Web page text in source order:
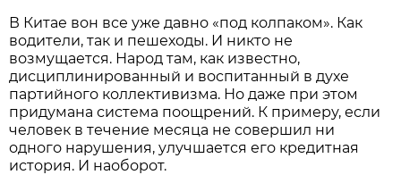
В Китае вон все уже давно «под колпаком». Как
водители, так и пешеходы. И никто не
возмущается. Народ там, как известно,
дисциплинированный и воспитанный в духе
партийного коллективизма. Но даже при этом
придумана система поощрений. К примеру, если
человек в течение месяца не совершил ни
одного нарушения, улучшается его кредитная
история. И наоборот.